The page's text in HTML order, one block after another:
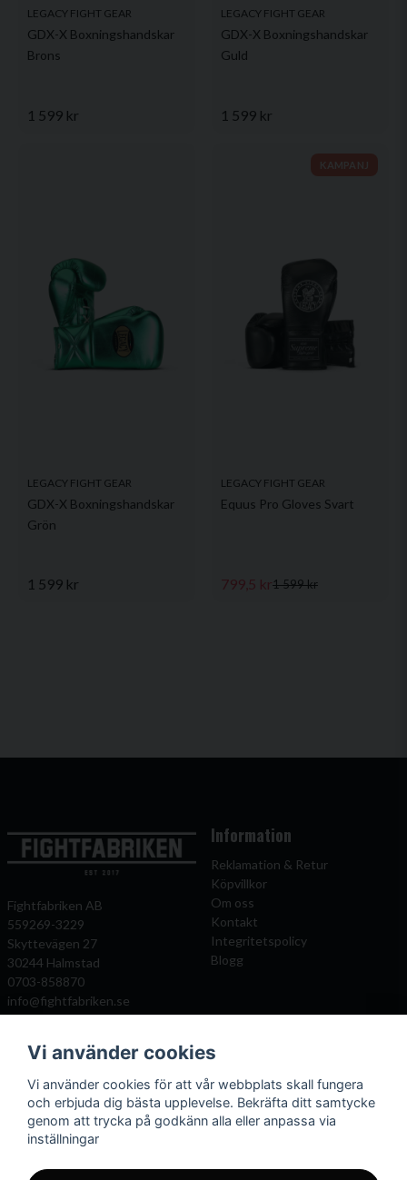
LEGACY FIGHT GEAR
GDX-X Boxningshandskar
Brons
1 599 kr
LEGACY FIGHT GEAR
GDX-X Boxningshandskar
Guld
1 599 kr
LEGACY FIGHT GEAR
GDX-X Boxningshandskar
Grön
1 599 kr
LEGACY FIGHT GEAR
Equus Pro Gloves Svart
1 599 kr
799,5 kr
KAMPANJ
Fightfabriken AB
559269-3229
Skyttevägen 27
30244 Halmstad
0703-858870
info@fightfabriken.se
Information
Reklamation & Retur
Köpvillkor
Om oss
Kontakt
Integritetspolicy
Blogg
Mitt konto
Önskelista
Logga in
Registrera dig
Glömt lösenord?
Populära katagorier
Boxningshandskar
Benskydd
Kampsportsskydd
Mittsar
Vi använder cookies
Vi använder cookies för att vår webbplats skall fungera
och erbjuda dig bästa upplevelse. Bekräfta ditt samtycke
genom att trycka på godkänn alla eller anpassa via
inställningar